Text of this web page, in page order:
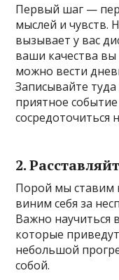
Первый шаг —
мыслей и чувств.
вызывает у вас
ваши качества
можно вести
Записывайте
приятное
сосредоточиться
2.
Порой мы ставим
виним себя за
Важно научиться
которые
небольшой
собой.